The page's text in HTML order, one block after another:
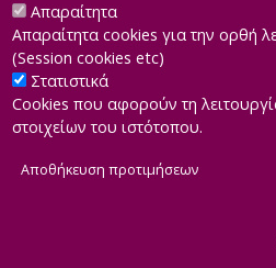
Developed byINTEROPTICS
Απαραίτητα
Απαραίτητα cookies για την ορθή
(Session cookies etc)
Στατιστικά
Cookies που αφορούν τη
στοιχείων του ιστότοπου.
Αποθήκευση προτιμήσεων